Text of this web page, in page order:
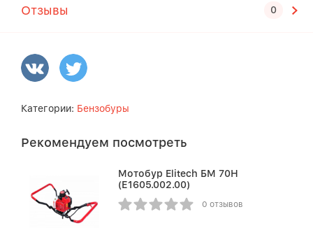
Отзывы
Категории: Бензобуры
Рекомендуем посмотреть
Мотобур Elitech БМ 70Н
(Е1605.002.00)
0 отзывов